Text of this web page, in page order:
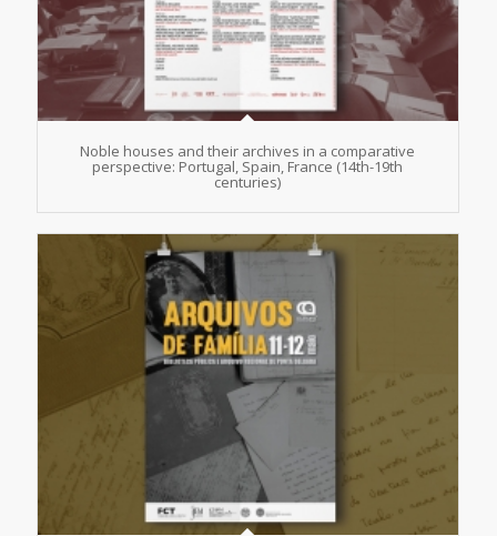
Noble houses and their archives in a comparative
perspective: Portugal, Spain, France (14th-19th
centuries)